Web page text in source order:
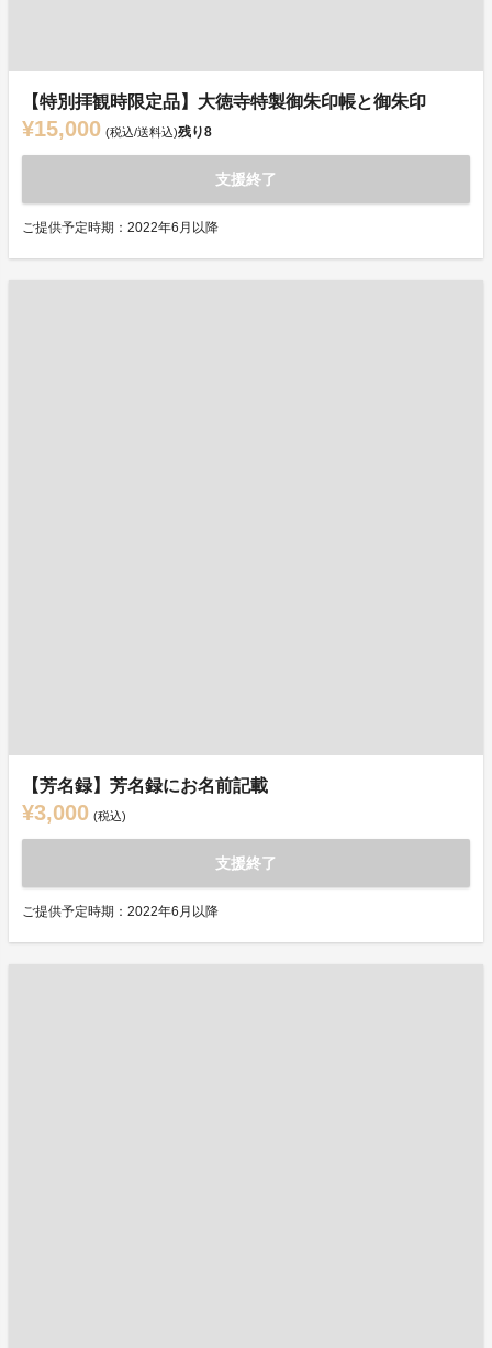
【特別拝観時限定品】大徳寺特製御朱印帳と御朱印
¥15,000 (税込/送料込)残り8
支援終了
ご提供予定時期：2022年6月以降
【芳名録】芳名録にお名前記載
¥3,000 (税込)
支援終了
ご提供予定時期：2022年6月以降